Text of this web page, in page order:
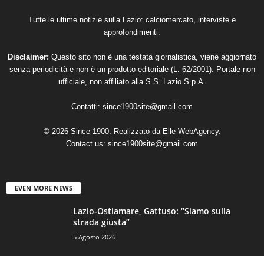
Tutte le ultime notizie sulla Lazio: calciomercato, interviste e
approfondimenti.
Disclaimer: Questo sito non è una testata giornalistica, viene aggiornato
senza periodicità e non è un prodotto editoriale (L. 62/2001). Portale non
ufficiale, non affiliato alla S.S. Lazio S.p.A.
Contatti: since1900site@gmail.com
© 2026 Since 1900. Realizzato da Elle WebAgency.
Contact us: since1900site@gmail.com
EVEN MORE NEWS
Lazio-Ostiamare, Gattuso: “Siamo sulla
strada giusta”
5 Agosto 2026